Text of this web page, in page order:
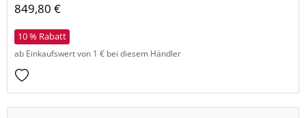
849,80 €
10 % Rabatt
ab Einkaufswert von 1 € bei diesem Händler